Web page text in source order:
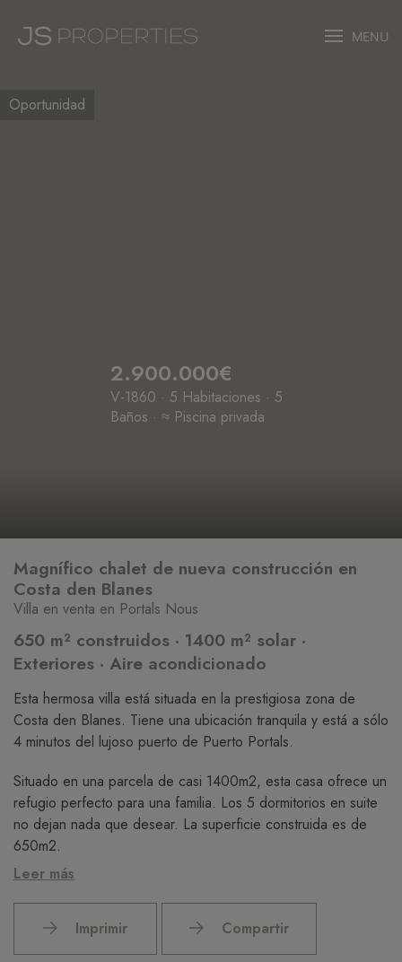
MENU
Oportunidad
2.900.000€
V-1860 · 5 Habitaciones · 5
Baños · ≈ Piscina privada
Magnífico chalet de nueva construcción en
Costa den Blanes
Villa en venta en Portals Nous
650 m² construidos · 1400 m² solar ·
Exteriores · Aire acondicionado
Esta hermosa villa está situada en la prestigiosa zona de
Costa den Blanes. Tiene una ubicación tranquila y está a sólo
4 minutos del lujoso puerto de Puerto Portals.
Situado en una parcela de casi 1400m2, esta casa ofrece un
refugio perfecto para una familia. Los 5 dormitorios en suite
no dejan nada que desear. La superficie construida es de
650m2.
En la planta superior se encuentra la gran sala de estar con
una cocina estilo Americano. A través de grandes puertas
tienes acceso directo a la zona exterior donde encontraras la
piscina. Desde aquí se tiene una maravillosa vista a la zona
Leer más
Imprimir Compartir